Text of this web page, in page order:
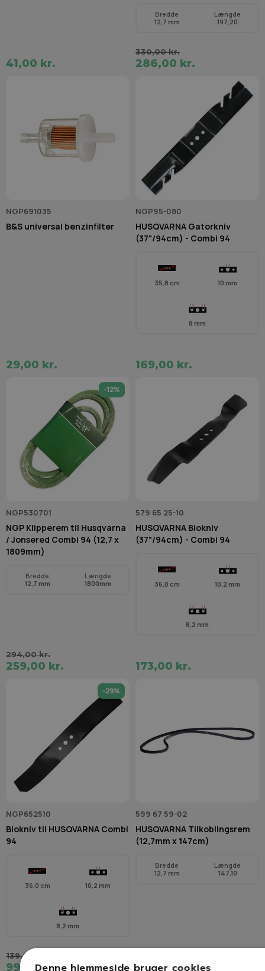
41,00 kr.
Bredde
12,7 mm
Længde
197,20
330,00 kr.
286,00 kr.
NGP691035
B&S universal benzinfilter
29,00 kr.
NGP95-080
HUSQVARNA Gatorkniv
(37"/94cm) - Combi 94
35,8 cm 10 mm
8 mm
169,00 kr.
-12%
NGP530701
NGP Klipperem til Husqvarna
/ Jonsered Combi 94 (12,7 x
1809mm)
Bredde
12,7 mm
Længde
1800mm
294,00 kr.
259,00 kr.
579 65 25-10
HUSQVARNA Biokniv
(37"/94cm) - Combi 94
36,0 cm 10,2 mm
8,2 mm
173,00 kr.
-29%
NGP652510
Biokniv til HUSQVARNA Combi
94
36,0 cm 10,2 mm
8,2 mm
139,00 kr.
99,00 kr.
599 67 59-02
HUSQVARNA Tilkoblingsrem
(12,7mm x 147cm)
Bredde
12,7 mm
Længde
147,10
315,00 kr.
Denne hjemmeside bruger cookies